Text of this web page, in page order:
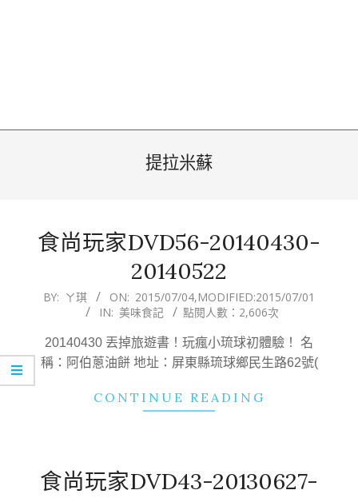
提拉米蘇
食尚玩家DVD56-20140430-
20140522
2015-
04
BY: ㄚ琪 ON: 2015/07/04,MODIFIED:2015/07/01
IN: 美味食記 點閱人數：2,606次
20140430 丟掉旅遊書！玩瘋小琉球初體驗！ 名
稱：阿伯蔥油餅 地址：屏東縣琉球鄉民生路62號(
CONTINUE READING
食尚玩家DVD43-20130627-